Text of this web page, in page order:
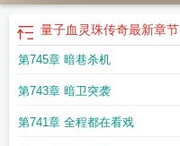
子血灵珠传奇的精彩片段
量子血灵珠传奇最新章节
第745章 暗巷杀机
第743章 暗卫突袭
第741章 全程都在看戏